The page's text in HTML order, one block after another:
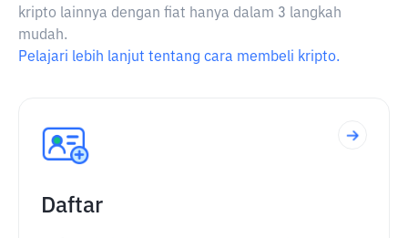
kripto lainnya dengan fiat hanya dalam 3 langkah
mudah.
Pelajari lebih lanjut tentang cara membeli kripto.
Daftar